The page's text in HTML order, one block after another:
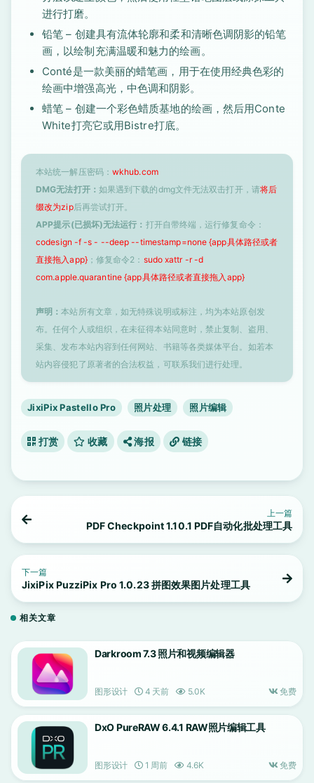
进行打磨。
铅笔 – 创建具有流体轮廓和柔和清晰色调阴影的铅笔
画，以绘制充满温暖和魅力的绘画。
Conté是一款美丽的蜡笔画，用于在使用经典色彩的
绘画中增强高光，中色调和阴影。
蜡笔 – 创建一个彩色蜡质基地的绘画，然后用Conte
White打亮它或用Bistre打底。
本站统一解压密码： wkhub.com
DMG无法打开： 如果遇到下载的dmg文件无法双击打开，请将后
缀改为zip后再尝试打开。
APP提示(已损坏)无法运行： 打开自带终端，运行修复命令：
codesign -f -s - --deep --timestamp=none {app具体路径或者
直接拖入app}；修复命令2： sudo xattr -r -d
com.apple.quarantine {app具体路径或者直接拖入app}
声明：本站所有文章，如无特殊说明或标注，均为本站原创发
布。任何个人或组织，在未征得本站同意时，禁止复制、盗用、
采集、发布本站内容到任何网站、书籍等各类媒体平台。如若本
站内容侵犯了原著者的合法权益，可联系我们进行处理。
JixiPix Pastello Pro 照片处理 照片编辑
打赏 收藏 海报 链接
上一篇
PDF Checkpoint 1.10.1 PDF自动化批处理工具
下一篇
JixiPix PuzziPix Pro 1.0.23 拼图效果图片处理工具
相关文章
Darkroom 7.3 照片和视频编辑器
图形设计 4 天前 5.0K 免费
DxO PureRAW 6.4.1 RAW照片编辑工具
图形设计 1 周前 4.6K 免费